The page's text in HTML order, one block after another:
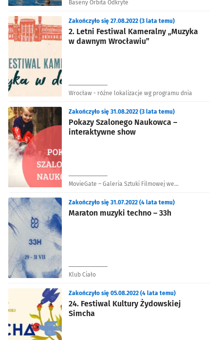
Baseny Orbita Odkryte
2. Letni Festiwal Kameralny „Muzyka
w dawnym Wrocławiu”
Zakończyło się 27.08.2022 (3 lata temu)
Wrocław - różne lokalizacje wg programu dnia
Pokazy Szalonego Naukowca –
interaktywne show
Zakończyło się 31.08.2022 (3 lata temu)
MovieGate – Galeria Sztuki Filmowej we
Maraton muzyki techno – 33h
Zakończyło się 31.07.2022 (4 lata temu)
Klub Ciało
24. Festiwal Kultury Żydowskiej
Simcha
Zakończyło się 05.08.2022 (4 lata temu)